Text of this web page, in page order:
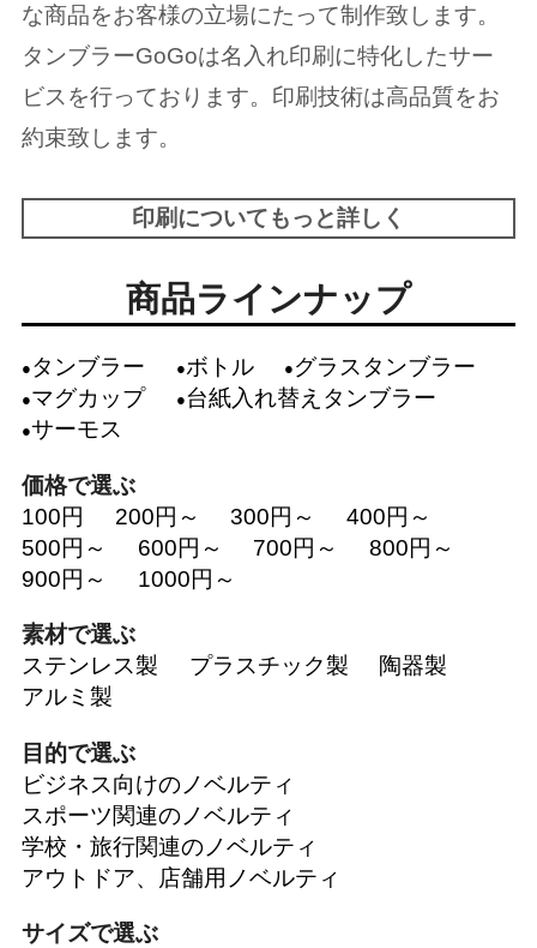
な商品をお客様の立場にたって制作致します。
タンブラーGoGoは名入れ印刷に特化したサー
ビスを行っております。印刷技術は高品質をお
約束致します。
印刷についてもっと詳しく
商品ラインナップ
タンブラー ボトル
グラスタンブラー
マグカップ
台紙入れ替えタンブラー
サーモス
価格で選ぶ
100円
200円～ 300円～
400円～
500円～
600円～ 700円～
800円～
900円～
1000円～
素材で選ぶ
ステンレス製
プラスチック製
陶器製
アルミ製
目的で選ぶ
ビジネス向けのノベルティ
スポーツ関連のノベルティ
学校・旅行関連のノベルティ
アウトドア、店舗用ノベルティ
サイズで選ぶ